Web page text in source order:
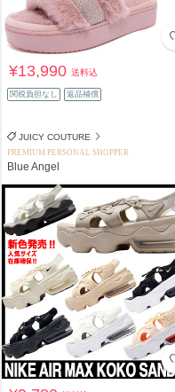
¥13,990送料込
関税負担なし 返品補償
JUICY COUTURE
PREMIUM PERSONAL SHOPPER
Blue Angel